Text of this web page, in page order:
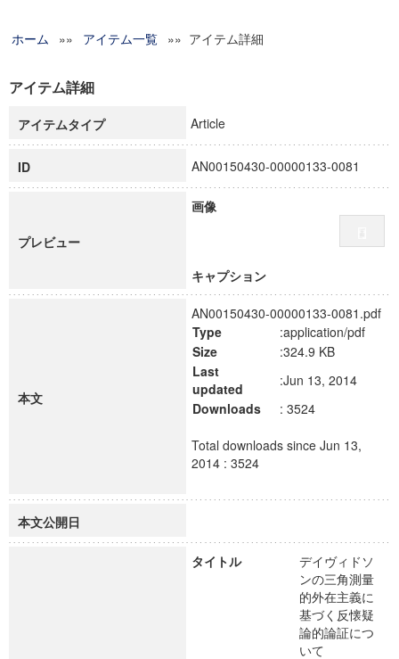
グローバルリサーチインスティテュート
科学研究費補助金研究成果報告書
慶應義塾大学グローバルCOEプログラム市民社会ガバナンス
慶應義塾大学グローバルCOEプログラム論理と感性の先端的
博士課程教育リーディングプログラム「超成熟社会発展のサ
学術雑誌掲載論文等(8)
ホーム »» アイテム一覧 »» アイテム詳細
アイテム詳細
アイテムタイプ Article
ID AN00150430-00000133-0081
プレビュー
画像
キャプション
本文
AN00150430-00000133-0081.pdf
Type
:application/pdf
Size
:324.9 KB
Last
updated
:Jun 13, 2014
Downloads
: 3524
Total downloads since Jun 13,
2014 : 3524
本文公開日
タイトル
デイヴィドソ
ンの三角測量
的外在主義に
基づく反懐疑
論的論証につ
いて